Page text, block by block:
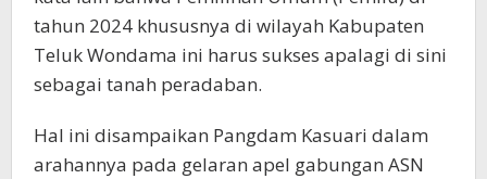
tahun 2024 khususnya di wilayah Kabupaten
Teluk Wondama ini harus sukses apalagi di sini
sebagai tanah peradaban.
Hal ini disampaikan Pangdam Kasuari dalam
arahannya pada gelaran apel gabungan ASN